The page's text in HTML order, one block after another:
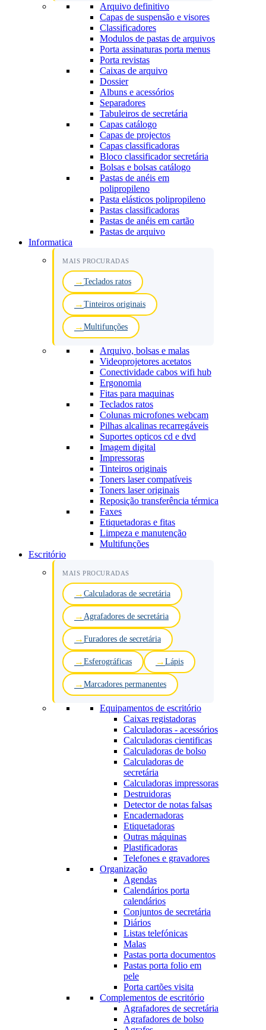
Arquivo definitivo
Capas de suspensão e visores
Classificadores
Modulos de pastas de arquivos
Porta assinaturas porta menus
Porta revistas
Caixas de arquivo
Dossier
Albuns e acessórios
Separadores
Tabuleiros de secretária
Capas catálogo
Capas de projectos
Capas classificadoras
Bloco classificador secretária
Bolsas e bolsas catálogo
Pastas de anéis em
polipropileno
Pasta elásticos polipropileno
Pastas classificadoras
Pastas de anéis em cartão
Pastas de arquivo
Informatica
MAIS PROCURADAS
Teclados ratos
Tinteiros originais
Multifunções
Arquivo, bolsas e malas
Videoprojetores acetatos
Conectividade cabos wifi hub
Ergonomia
Fitas para maquinas
Teclados ratos
Colunas microfones webcam
Pilhas alcalinas recarregáveis
Suportes opticos cd e dvd
Imagem digital
Impressoras
Tinteiros originais
Toners laser compatíveis
Toners laser originais
Reposição transferência térmica
Faxes
Etiquetadoras e fitas
Limpeza e manutenção
Multifunções
Escritório
MAIS PROCURADAS
Calculadoras de secretária
Agrafadores de secretária
Furadores de secretária
Esferográficas Lápis
Marcadores permanentes
Equipamentos de escritório
Caixas registadoras
Calculadoras - acessórios
Calculadoras cientificas
Calculadoras de bolso
Calculadoras de
secretária
Calculadoras impressoras
Destruidoras
Detector de notas falsas
Encadernadoras
Etiquetadoras
Outras máquinas
Plastificadoras
Telefones e gravadores
Organização
Agendas
Calendários porta
calendários
Conjuntos de secretária
Diários
Listas telefónicas
Malas
Pastas porta documentos
Pastas porta folio em
pele
Porta cartões visita
Complementos de escritório
Agrafadores de secretária
Agrafadores de bolso